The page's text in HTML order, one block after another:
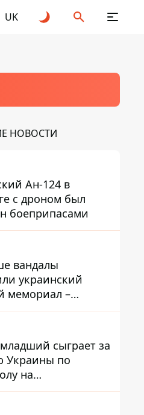
UK
НОВОСТИ
Ан-124 в
с дроном был
боеприпасами
вандалы
украинский
мемориал –
отреагировало
сыграет за
Украины по
на
ЧМ-2027